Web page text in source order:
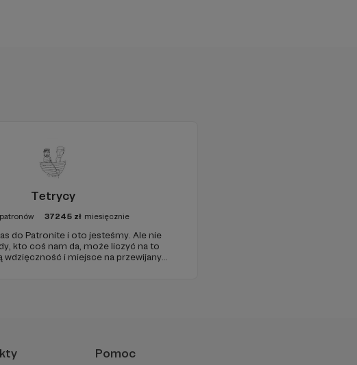
tworzyć tkanki kultury.
Tetrycy
patronów 37245 zł miesięcznie
do Patronite i oto jesteśmy. Ale nie
kto coś nam da, może liczyć na to
wdzięczność i miejsce na przewijanym
Pomoc